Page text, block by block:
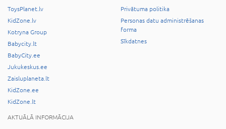
ToysPlanet.lv
KidZone.lv
Kotryna Group
Babycity.lt
BabyCity.ee
Jukukeskus.ee
Zaisluplaneta.lt
KidZone.ee
KidZone.lt
Privātuma politika
Personas datu administrēšanas
forma
Sīkdatnes
AKTUĀLĀ INFORMĀCIJA